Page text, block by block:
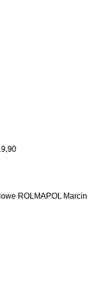
ROLMAPOL Marcin